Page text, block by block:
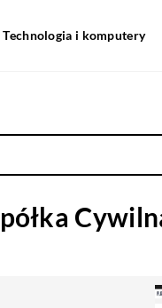
Technologia i komputery